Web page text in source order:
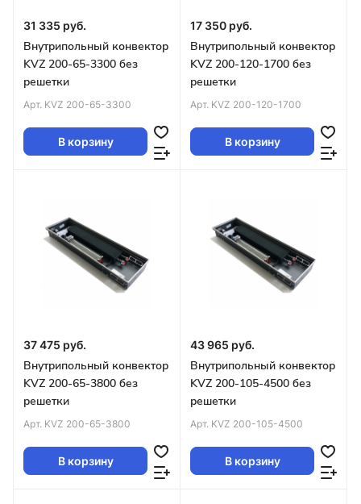
31 335 руб.
Внутрипольный конвектор
KVZ 200-65-3300 без
решетки
Арт. KVZ 200-65-3300
В корзину
17 350 руб.
Внутрипольный конвектор
KVZ 200-120-1700 без
решетки
Арт. KVZ 200-120-1700
В корзину
37 475 руб.
Внутрипольный конвектор
KVZ 200-65-3800 без
решетки
Арт. KVZ 200-65-3800
В корзину
43 965 руб.
Внутрипольный конвектор
KVZ 200-105-4500 без
решетки
Арт. KVZ 200-105-4500
В корзину